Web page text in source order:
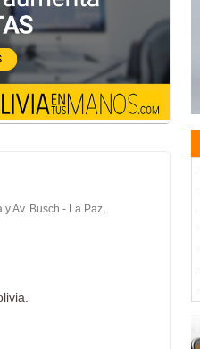
Av. Busch - La Paz,